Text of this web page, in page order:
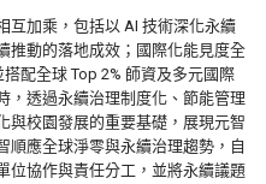
互加乘，包括以 AI 技術深化永續
推動的落地成效；國際化能見度全
配全球 Top 2% 師資及多元國際
，透過永續治理制度化、節能管理
與校園發展的重要基礎，展現元智
順應全球淨零與永續治理趨勢，自
位協作與責任分工，並將永續議題